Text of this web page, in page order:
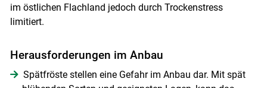
im östlichen Flachland jedoch durch Trockenstress
limitiert.
Herausforderungen im Anbau
Spätfröste stellen eine Gefahr im Anbau dar. Mit spät